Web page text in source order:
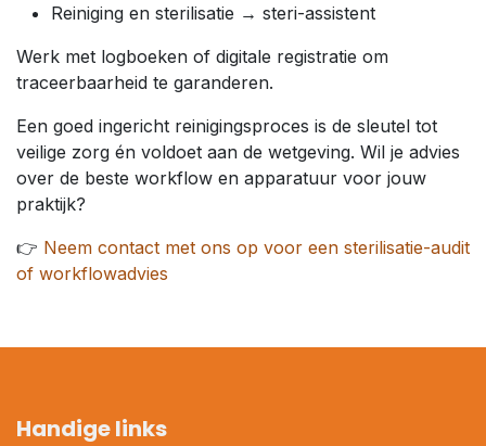
Reiniging en sterilisatie → steri-assistent
Werk met logboeken of digitale registratie om
traceerbaarheid te garanderen.
Een goed ingericht reinigingsproces is de sleutel tot
veilige zorg én voldoet aan de wetgeving. Wil je advies
over de beste workflow en apparatuur voor jouw
praktijk?
👉 Neem contact met ons op voor een sterilisatie-audit
of workflowadvies
Handige links